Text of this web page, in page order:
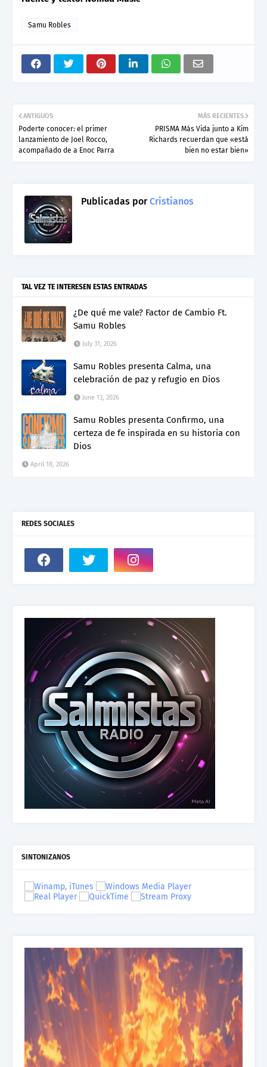
Samu Robles
MÁS RECIENTES
PRISMA Más Vida junto a Kim
Richards recuerdan que «está
bien no estar bien»
ANTIGUOS
Poderte conocer: el primer
lanzamiento de Joel Rocco,
acompañado de a Enoc Parra
Publicadas porCristianos
TAL VEZ TE INTERESEN ESTAS ENTRADAS
¿De qué me vale? Factor de Cambio Ft.
Samu Robles
July 31, 2026
Samu Robles presenta Calma, una
celebración de paz y refugio en Dios
June 13, 2026
Samu Robles presenta Confirmo, una
certeza de fe inspirada en su historia con
Dios
April 18, 2026
REDES SOCIALES
SINTONIZANOS